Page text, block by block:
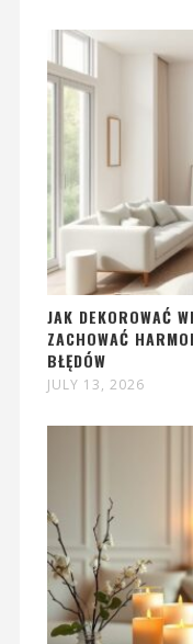
JAK DEKOROWAĆ
ZACHOWAĆ
BŁĘDÓW
JULY 13, 2026